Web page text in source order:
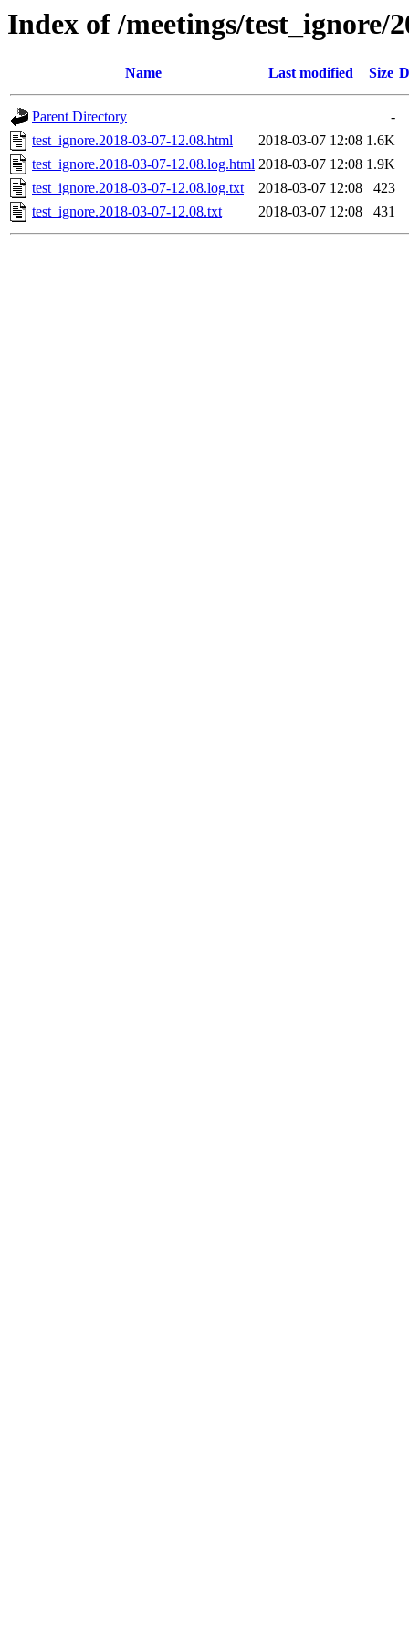
Index of /meetings/test_ignore/
Name Last modified Size
Parent Directory
-
test_ignore.2018-03-07-12.08.html
2018-03-07 12:08 1.6K
test_ignore.2018-03-07-12.08.log.html 2018-03-07 12:08 1.9K
test_ignore.2018-03-07-12.08.log.txt
2018-03-07 12:08
423
test_ignore.2018-03-07-12.08.txt
2018-03-07 12:08 431